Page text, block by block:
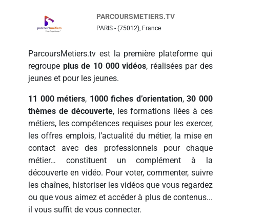
PARCOURSMETIERS.TV
PARIS - (75012), France
ParcoursMetiers.tv est la première plateforme qui
regroupe plus de 10 000 vidéos, réalisées par des
jeunes et pour les jeunes.
11 000 métiers, 1000 fiches d’orientation,30 000
thèmes de découverte, les formations liées à ces
métiers, les compétences requises pour les exercer,
les offres emplois, l’actualité du métier, la mise en
contact avec des professionnels pour chaque
métier… constituent un complément à la
découverte en vidéo. Pour voter, commenter, suivre
les chaînes, historiser les vidéos que vous regardez
ou que vous aimez et accéder à plus de contenus...
il vous suffit de vous connecter.